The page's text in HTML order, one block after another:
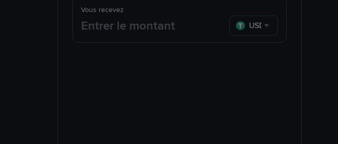
Vous recevez
USDT